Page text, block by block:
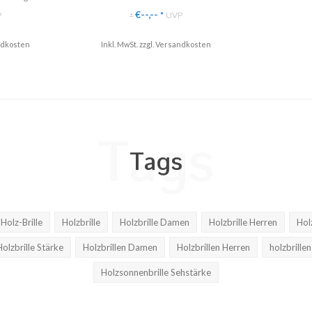
✓ Individuell mit Wunsch-Gravur
✓ Gravur mit Name, Logo, Schriftzug etc.
* €--,-- * UVP
Inkl. MwSt. zzgl. Versandkosten
Tags
Tags
Holz-Brille Holzbrille Holzbrille Damen Holzbrille Herren
Stärke Holzbrillen Damen Holzbrillen Herren
Holzsonnenbrille Sehstärke